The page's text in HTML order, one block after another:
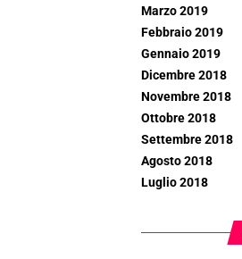
Marzo 2019
Febbraio 2019
Gennaio 2019
Dicembre 2018
Novembre 2018
Ottobre 2018
Settembre 2018
Agosto 2018
Luglio 2018